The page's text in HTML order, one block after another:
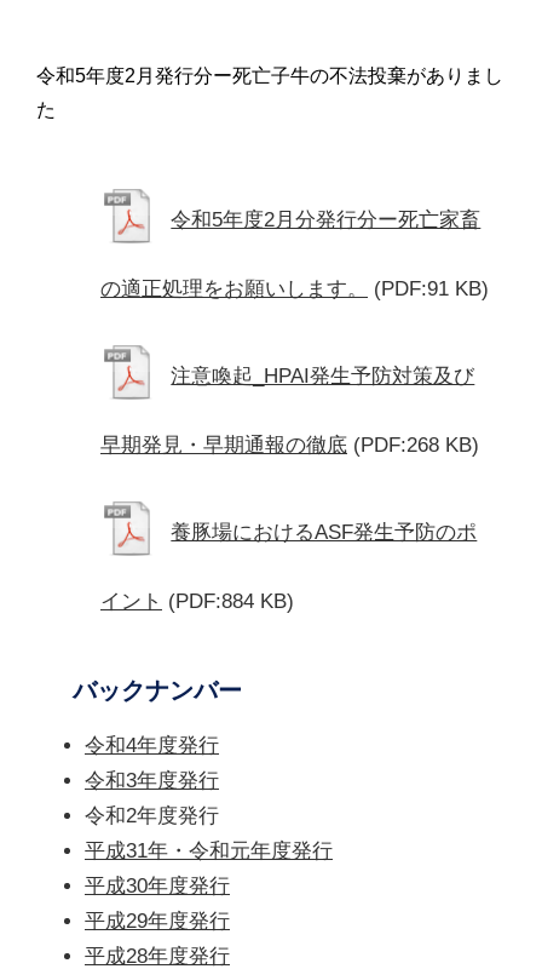
令和5年度2月発行分ー死亡子牛の不法投棄がありまし
た
令和5年度2月分発行分ー死亡家畜
の適正処理をお願いします。 (PDF:91 KB)
注意喚起_HPAI発生予防対策及び
早期発見・早期通報の徹底 (PDF:268 KB)
養豚場におけるASF発生予防のポ
イント (PDF:884 KB)
バックナンバー
令和4年度発行
令和3年度発行
令和2年度発行
平成31年・令和元年度発行
平成30年度発行
平成29年度発行
平成28年度発行